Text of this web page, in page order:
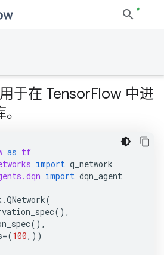
于在 TensorFlow 中进
as tf
import q_network
import dqn_agent
.QNetwork(
(),
(),
=(100,))